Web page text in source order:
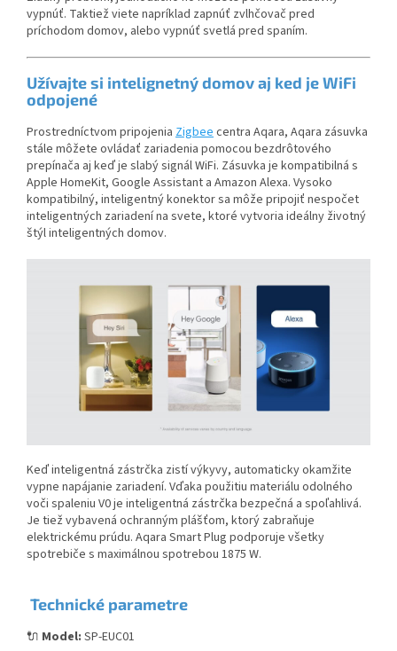
vypnúť. Taktiež viete napríklad zapnúť zvlhčovač pred
príchodom domov, alebo vypnúť svetlá pred spaním.
Užívajte si intelignetný domov aj ked je WiFi
odpojené
Prostredníctvom pripojenia Zigbee centra Aqara, Aqara zásuvka
stále môžete ovládať zariadenia pomocou bezdrôtového
prepínača aj keď je slabý signál WiFi. Zásuvka je kompatibilná s
Apple HomeKit, Google Assistant a Amazon Alexa. Vysoko
kompatibilný, inteligentný konektor sa môže pripojiť nespočet
inteligentných zariadení na svete, ktoré vytvoria ideálny životný
štýl inteligentných domov.
Keď inteligentná zástrčka zistí výkyvy, automaticky okamžite
vypne napájanie zariadení. Vďaka použitiu materiálu odolného
voči spaleniu V0 je inteligentná zástrčka bezpečná a spoľahlivá.
Je tiež vybavená ochranným plášťom, ktorý zabraňuje
elektrickému prúdu. Aqara Smart Plug podporuje všetky
spotrebiče s maximálnou spotrebou 1875 W.
Technické parametre
🔌 Model: SP-EUC01